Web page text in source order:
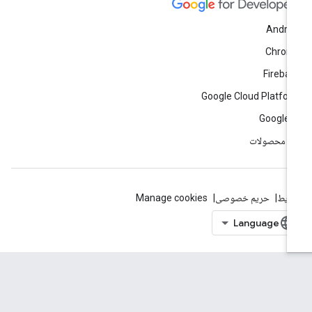
Google Cloud
Google
محصولات
حریم خصوصی Manage cookies